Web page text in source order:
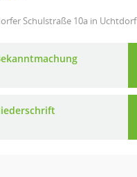
Schulstraße 10a in Uchtdorf